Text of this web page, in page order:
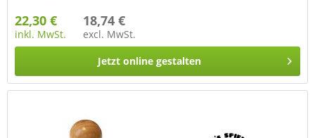
22,30 €
inkl. MwSt.
18,74 €
excl. MwSt.
Jetzt online gestalten